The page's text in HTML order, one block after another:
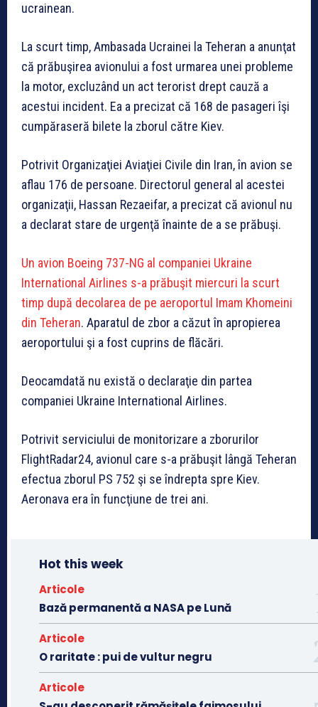
ucrainean.
La scurt timp, Ambasada Ucrainei la Teheran a anunţat
că prăbuşirea avionului a fost urmarea unei probleme
la motor, excluzând un act terorist drept cauză a
acestui incident. Ea a precizat că 168 de pasageri îşi
cumpăraseră bilete la zborul către Kiev.
Potrivit Organizaţiei Aviaţiei Civile din Iran, în avion se
aflau 176 de persoane. Directorul general al acestei
organizaţii, Hassan Rezaeifar, a precizat că avionul nu
a declarat stare de urgenţă înainte de a se prăbuşi.
Un avion Boeing 737-NG al companiei Ukraine
International Airlines s-a prăbuşit miercuri la scurt
timp după decolarea de pe aeroportul Imam Khomeini
din Teheran. Aparatul de zbor a căzut în apropierea
aeroportului şi a fost cuprins de flăcări.
Deocamdată nu există o declaraţie din partea
companiei Ukraine International Airlines.
Potrivit serviciului de monitorizare a zborurilor
FlightRadar24, avionul care s-a prăbuşit lângă Teheran
efectua zborul PS 752 şi se îndrepta spre Kiev.
Aeronava era în funcţiune de trei ani.
Hot this week
Articole
Bază permanentă a NASA pe Lună
Articole
O raritate : pui de vultur negru
Articole